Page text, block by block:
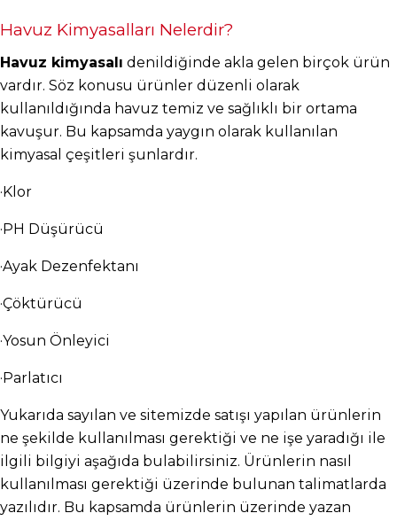
Havuz Kimyasalları Nelerdir?
Havuz kimyasalı denildiğinde akla gelen birçok ürün
vardır. Söz konusu ürünler düzenli olarak
kullanıldığında havuz temiz ve sağlıklı bir ortama
kavuşur. Bu kapsamda yaygın olarak kullanılan
kimyasal çeşitleri şunlardır.
·Klor
·PH Düşürücü
·Ayak Dezenfektanı
·Çöktürücü
·Yosun Önleyici
·Parlatıcı
Yukarıda sayılan ve sitemizde satışı yapılan ürünlerin
ne şekilde kullanılması gerektiği ve ne işe yaradığı ile
ilgili bilgiyi aşağıda bulabilirsiniz. Ürünlerin nasıl
kullanılması gerektiği üzerinde bulunan talimatlarda
yazılıdır. Bu kapsamda ürünlerin üzerinde yazan